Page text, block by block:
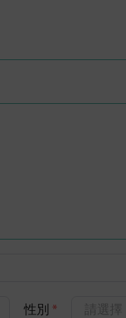
性別* 請選擇